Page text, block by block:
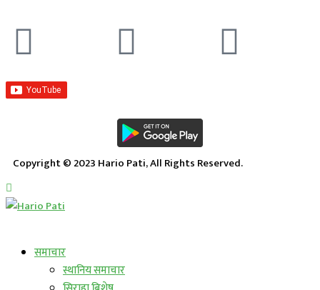
Copyright © 2023 Hario Pati, All Rights Reserved.
समाचार
स्थानिय समाचार